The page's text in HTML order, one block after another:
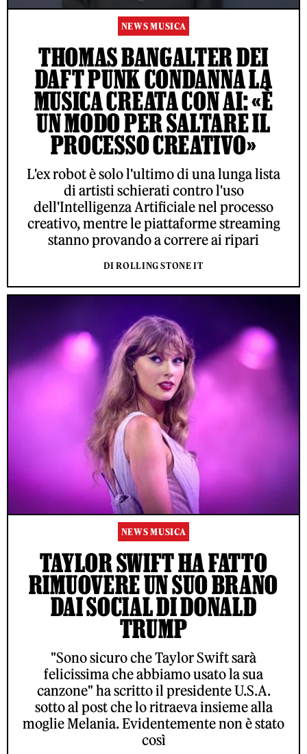
NEWS MUSICA
THOMAS BANGALTER DEI
DAFT PUNK CONDANNA LA
MUSICA CREATA CON AI: «È
UN MODO PER SALTARE IL
PROCESSO CREATIVO»
L'ex robot è solo l'ultimo di una lunga lista
di artisti schierati contro l'uso
dell'Intelligenza Artificiale nel processo
creativo, mentre le piattaforme streaming
stanno provando a correre ai ripari
DI ROLLING STONE IT
NEWS MUSICA
TAYLOR SWIFT HA FATTO
RIMUOVERE UN SUO BRANO
DAI SOCIAL DI DONALD
TRUMP
"Sono sicuro che Taylor Swift sarà
felicissima che abbiamo usato la sua
canzone" ha scritto il presidente U.S.A.
sotto al post che lo ritraeva insieme alla
moglie Melania. Evidentemente non è stato
così